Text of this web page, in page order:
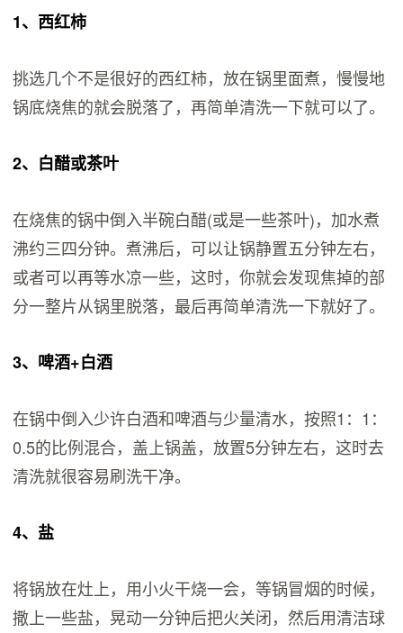
1、西红柿
挑选几个不是很好的西红柿，放在锅里面煮，慢慢地
锅底烧焦的就会脱落了，再简单清洗一下就可以了。
2、白醋或茶叶
在烧焦的锅中倒入半碗白醋(或是一些茶叶)，加水煮
沸约三四分钟。煮沸后，可以让锅静置五分钟左右，
或者可以再等水凉一些，这时，你就会发现焦掉的部
分一整片从锅里脱落，最后再简单清洗一下就好了。
3、啤酒+白酒
在锅中倒入少许白酒和啤酒与少量清水，按照1：1：
0.5的比例混合，盖上锅盖，放置5分钟左右，这时去
清洗就很容易刷洗干净。
4、盐
将锅放在灶上，用小火干烧一会，等锅冒烟的时候，
撒上一些盐，晃动一分钟后把火关闭，然后用清洁球